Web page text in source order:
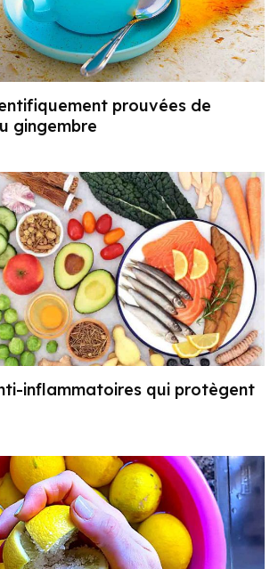
prouvées de
gingembre
inflammatoires qui protègent